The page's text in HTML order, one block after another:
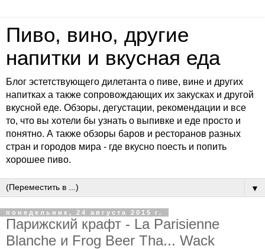
Пиво, вино, другие
напитки и вкусная еда
Блог эстетствующего дилетанта о пиве, вине и других
напитках а также сопровождающих их закусках и другой
вкусной еде. Обзоры, дегустации, рекомендации и все
то, что вы хотели бы узнать о выпивке и еде просто и
понятно. А также обзоры баров и ресторанов разных
стран и городов мира - где вкусно поесть и попить
хорошее пиво.
▼
понедельник, 24 августа 2015 г.
Парижский крафт - La Parisienne
Blanche и Frog Beer Tha... Wack